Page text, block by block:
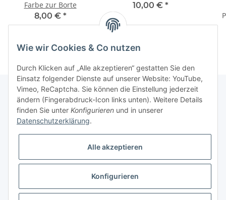
Farbe zur Borte
8,00 € *
10,00 € *
Informationen
Galerie
* Keine Ausweisung der Mehrwertsteuer gemäß Klein-Unternehmer-Regelung.,
Wie wir Cookies & Co nutzen
Durch Klicken auf „Alle akzeptieren“ gestatten Sie den
Einsatz folgender Dienste auf unserer Website: YouTube,
Vimeo, ReCaptcha. Sie können die Einstellung jederzeit
ändern (Fingerabdruck-Icon links unten). Weitere Details
finden Sie unter Konfigurieren und in unserer
Datenschutzerklärung.
Alle akzeptieren
Konfigurieren